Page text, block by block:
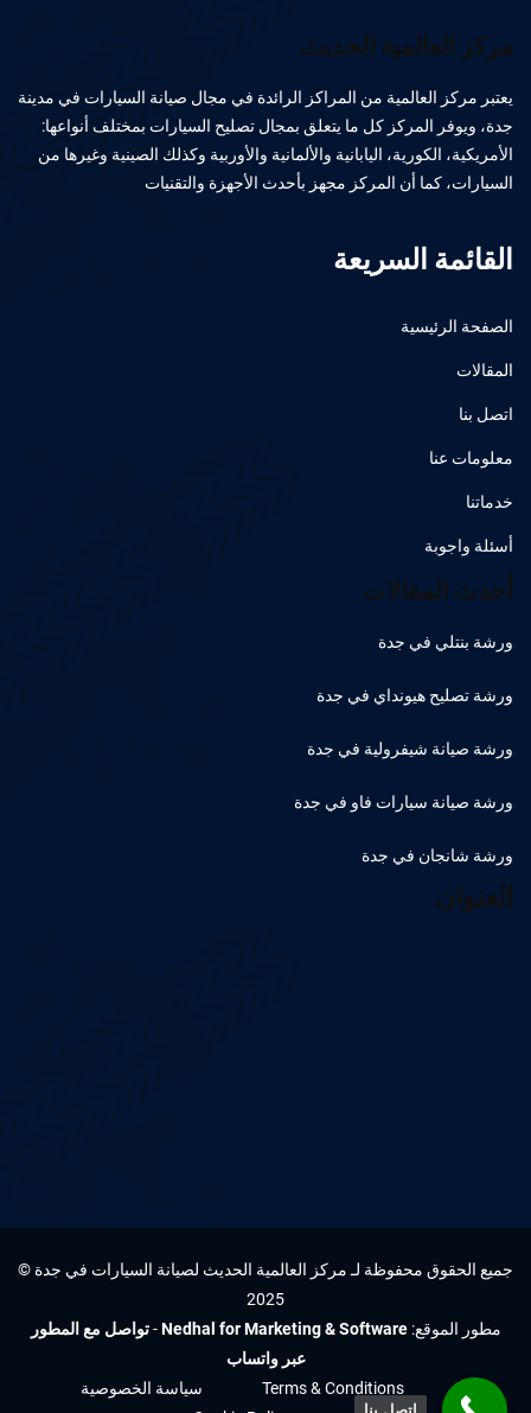
مركز العالمية الحديث
يعتبر مركز العالمية من المراكز الرائدة في مجال صيانة السيارات في مدينة
جدة، ويوفر المركز كل ما يتعلق بمجال تصليح السيارات بمختلف أنواعها:
الأمريكية، الكورية، اليابانية والألمانية والأوربية وكذلك الصينية وغيرها من
السيارات، كما أن المركز مجهز بأحدث الأجهزة والتقنيات
القائمة السريعة
الصفحة الرئيسية
المقالات
اتصل بنا
معلومات عنا
خدماتنا
أسئلة واجوبة
أحدث المقالات
ورشة بنتلي في جدة
ورشة تصليح هيونداي في جدة
ورشة صيانة شيفرولية في جدة
ورشة صيانة سيارات فاو في جدة
ورشة شانجان في جدة
العنوان
جميع الحقوق محفوظة لـ مركز العالمية الحديث لصيانة السيارات في جدة ©
2025
مطور الموقع:Nedhal for Marketing & Software
-تواصل مع المطور
عبر واتساب
Terms & Conditions
سياسة الخصوصية